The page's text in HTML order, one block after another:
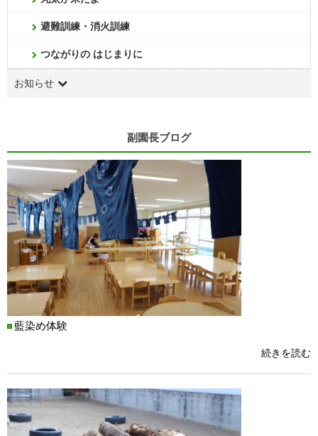
避難訓練・消火訓練
つながりの はじまりに
お知らせ
副園長ブログ
藍染め体験
続きを読む